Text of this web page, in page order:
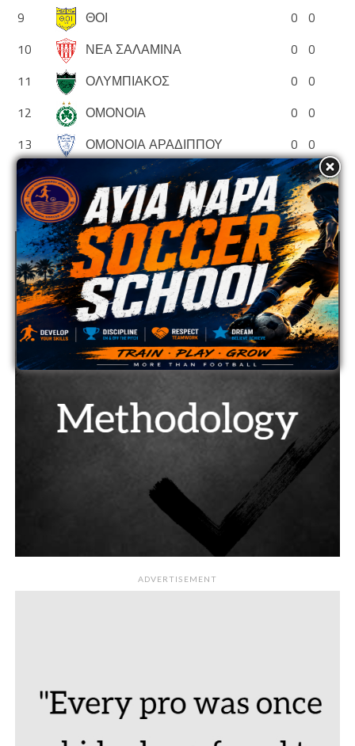
9 ΘΟΙ 0 0
10
ΝΕΑ ΣΑΛΑΜΙΝΑ 0 0
11
ΟΛΥΜΠΙΑΚΟΣ 0 0
12
ΟΜΟΝΟΙΑ 0 0
13
ΟΜΟΝΟΙΑ ΑΡΑΔΙΠΠΟΥ 0 0
14
ΠΑΦΟΣ 0 0
ADVERTISEMENT
ADVERTISEMENT